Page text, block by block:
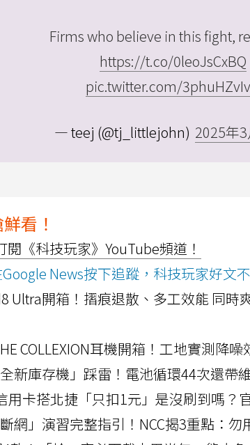
Firms who believe in this fight,
https://t.co/0leoJsCxBQ
pic.twitter.com/
— teej (@tj_littlejohn) 2025年
看！
閱《科技玩家》YouTube頻道！
News按下追蹤，科技玩家好文不
Ultra開箱！摺痕退散、多工效能 同時
COLLEXION耳機開箱！工地實測降
新庫存機」踩雷！電池循環44次還帶
用卡搭北捷「只扣1元」是沒刷到嗎？
網」演習完整指引！NCC揭3重點：